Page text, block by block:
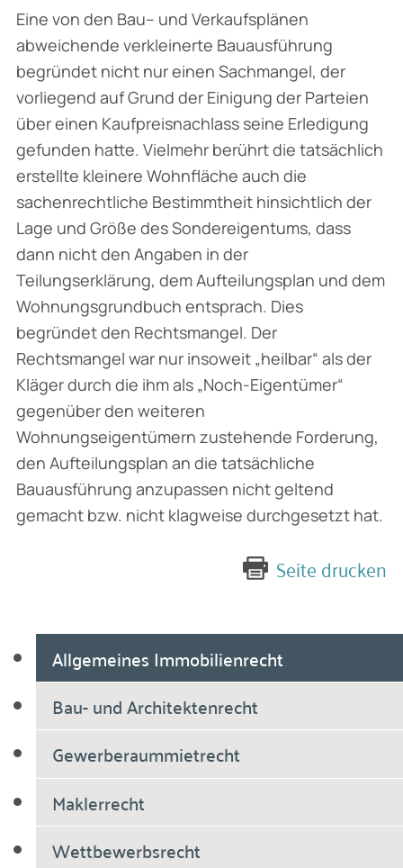
Allgemeines Immobilienrecht
Bau- und Architektenrecht
Gewerberaummietrecht
Maklerrecht
Wettbewerbsrecht
Eine von den Bau– und Verkaufsplänen
abweichende verkleinerte Bauausführung
begründet nicht nur einen Sachmangel, der
vorliegend auf Grund der Einigung der Parteien
über einen Kaufpreisnachlass seine Erledigung
gefunden hatte. Vielmehr berührt die tatsächlich
erstellte kleinere Wohnfläche auch die
sachenrechtliche Bestimmtheit hinsichtlich der
Lage und Größe des Sondereigentums, dass
dann nicht den Angaben in der
Teilungserklärung, dem Auf­teilungsplan und dem
Wohnungsgrundbuch entsprach. Dies
begründet den Rechtsmangel. Der
Rechtsmangel war nur insoweit „heilbar“ als der
Kläger durch die ihm als „Noch-Eigentümer“
gegenüber den weiteren
Wohnungseigentümern zustehende Forderung,
den Aufteilungsplan an die tatsächliche
Bauausführung anzupassen nicht geltend
gemacht bzw. nicht klagweise durchgesetzt hat.
Seite drucken